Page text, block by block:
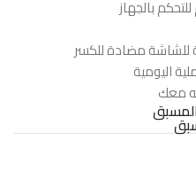
للشاشة مضادة للكسر
اليومية
معك